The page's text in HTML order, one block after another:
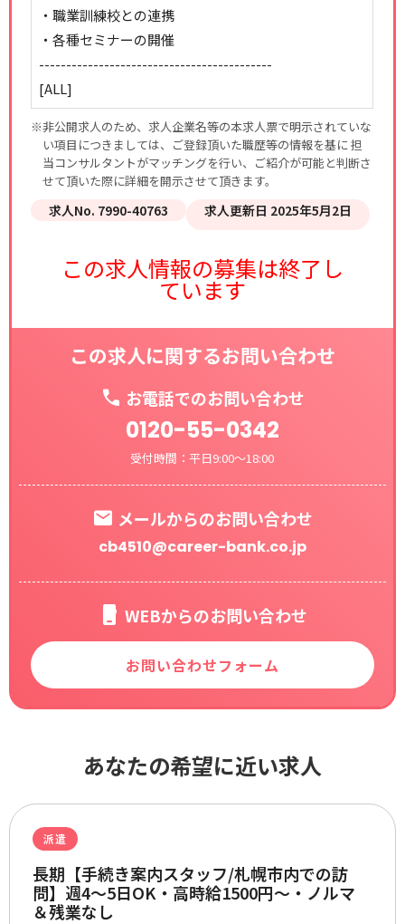
・職業訓練校との連携
・各種セミナーの開催
-------------------------------------------
[ALL]
※非公開求人のため、求人企業名等の本求人票で明示されていな
い項目につきましては、ご登録頂いた職歴等の情報を基に 担
当コンサルタントがマッチングを行い、ご紹介が可能と判断さ
せて頂いた際に詳細を開示させて頂きます。
求人No. 7990-40763 求人更新日 2025年5月2日
この求人情報の募集は終了し
ています
この求人に関するお問い合わせ
お電話でのお問い合わせ
0120-55-0342
受付時間：平日9:00～18:00
メールからのお問い合わせ
cb4510@career-bank.co.jp
WEBからのお問い合わせ
お問い合わせフォーム
あなたの希望に近い求人
派遣
長期【手続き案内スタッフ/札幌市内での訪
問】週4～5日OK・高時給1500円～・ノルマ
＆残業なし